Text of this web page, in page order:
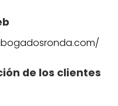
de los clientes